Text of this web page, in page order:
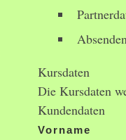
Kursdaten
Die Kursdaten
Kundendaten
Vorname